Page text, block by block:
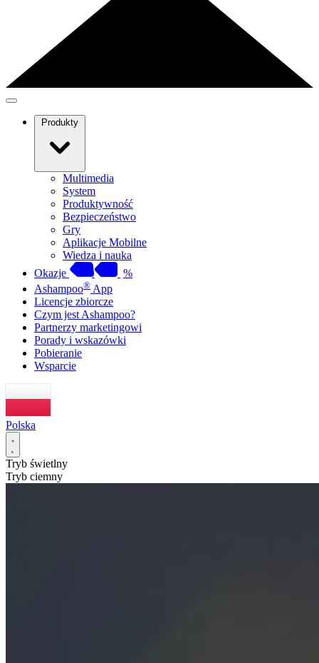
Produkty
Multimedia
System
Produktywność
Bezpieczeństwo
Gry
Aplikacje Mobilne
Wiedza i nauka
Okazje
%
Ashampoo® App
Licencje zbiorcze
Czym jest Ashampoo?
Partnerzy marketingowi
Porady i wskazówki
Pobieranie
Wsparcie
Polska
Tryb świetlny
Tryb ciemny